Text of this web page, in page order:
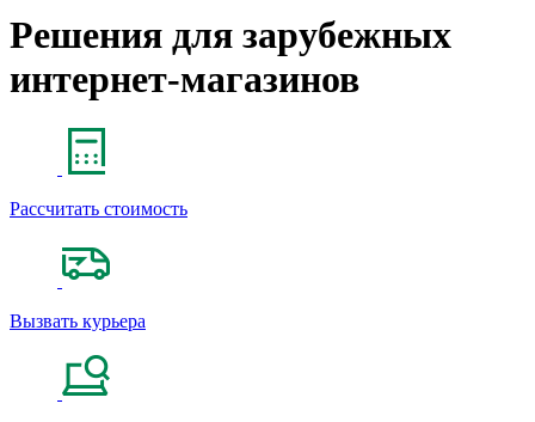
Решения для зарубежных
интернет-магазинов
Рассчитать стоимость
Вызвать курьера